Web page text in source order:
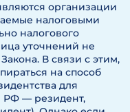
организации
налоговыми
налогового
уточнений не
В связи с этим,
на способ
для
РФ — резидент,